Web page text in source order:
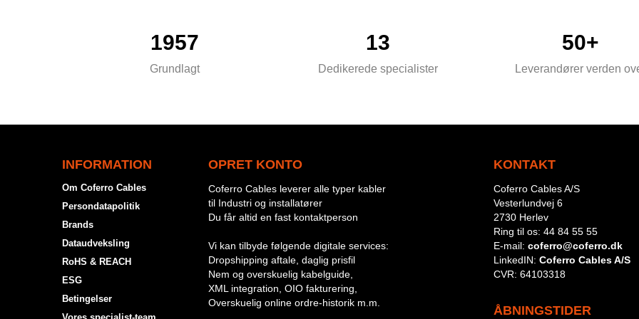
1957
Grundlagt
13
Dedikerede specialister
50+
Leverandører verden
INFORMATION
Om Coferro Cables
Persondatapolitik
Brands
Dataudveksling
RoHS & REACH
ESG
Betingelser
OPRET KONTO
Coferro Cables leverer alle typer kabler
til Industri og installatører
Du får altid en fast kontaktperson
Vi kan tilbyde følgende digitale services:
Dropshipping aftale, daglig prisfil
Nem og overskuelig kabelguide,
XML integration, OIO fakturering,
Overskuelig online ordre-historik m.m.
KONTAKT
Coferro Cables A/S
Vesterlundvej 6
2730 Herlev
Ring til os: 44 84 55 55
E-mail: coferro@coferro.dk
LinkedIN: Coferro Cables A/S
CVR: 64103318
ÅBNINGSTIDER